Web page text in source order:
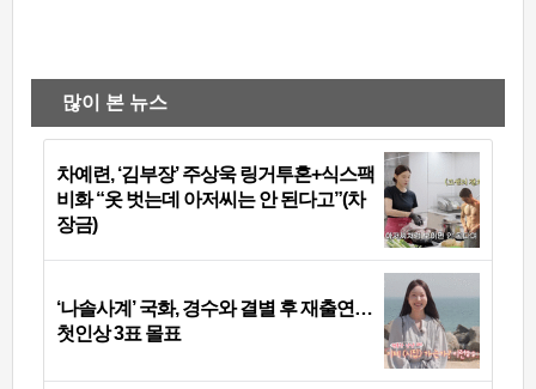
많이 본 뉴스
차예련, ‘김부장’ 주상욱 링거투혼+식스팩
비화 “옷 벗는데 아저씨는 안 된다고”(차
장금)
‘나솔사계’ 국화, 경수와 결별 후 재출연…
첫인상 3표 몰표